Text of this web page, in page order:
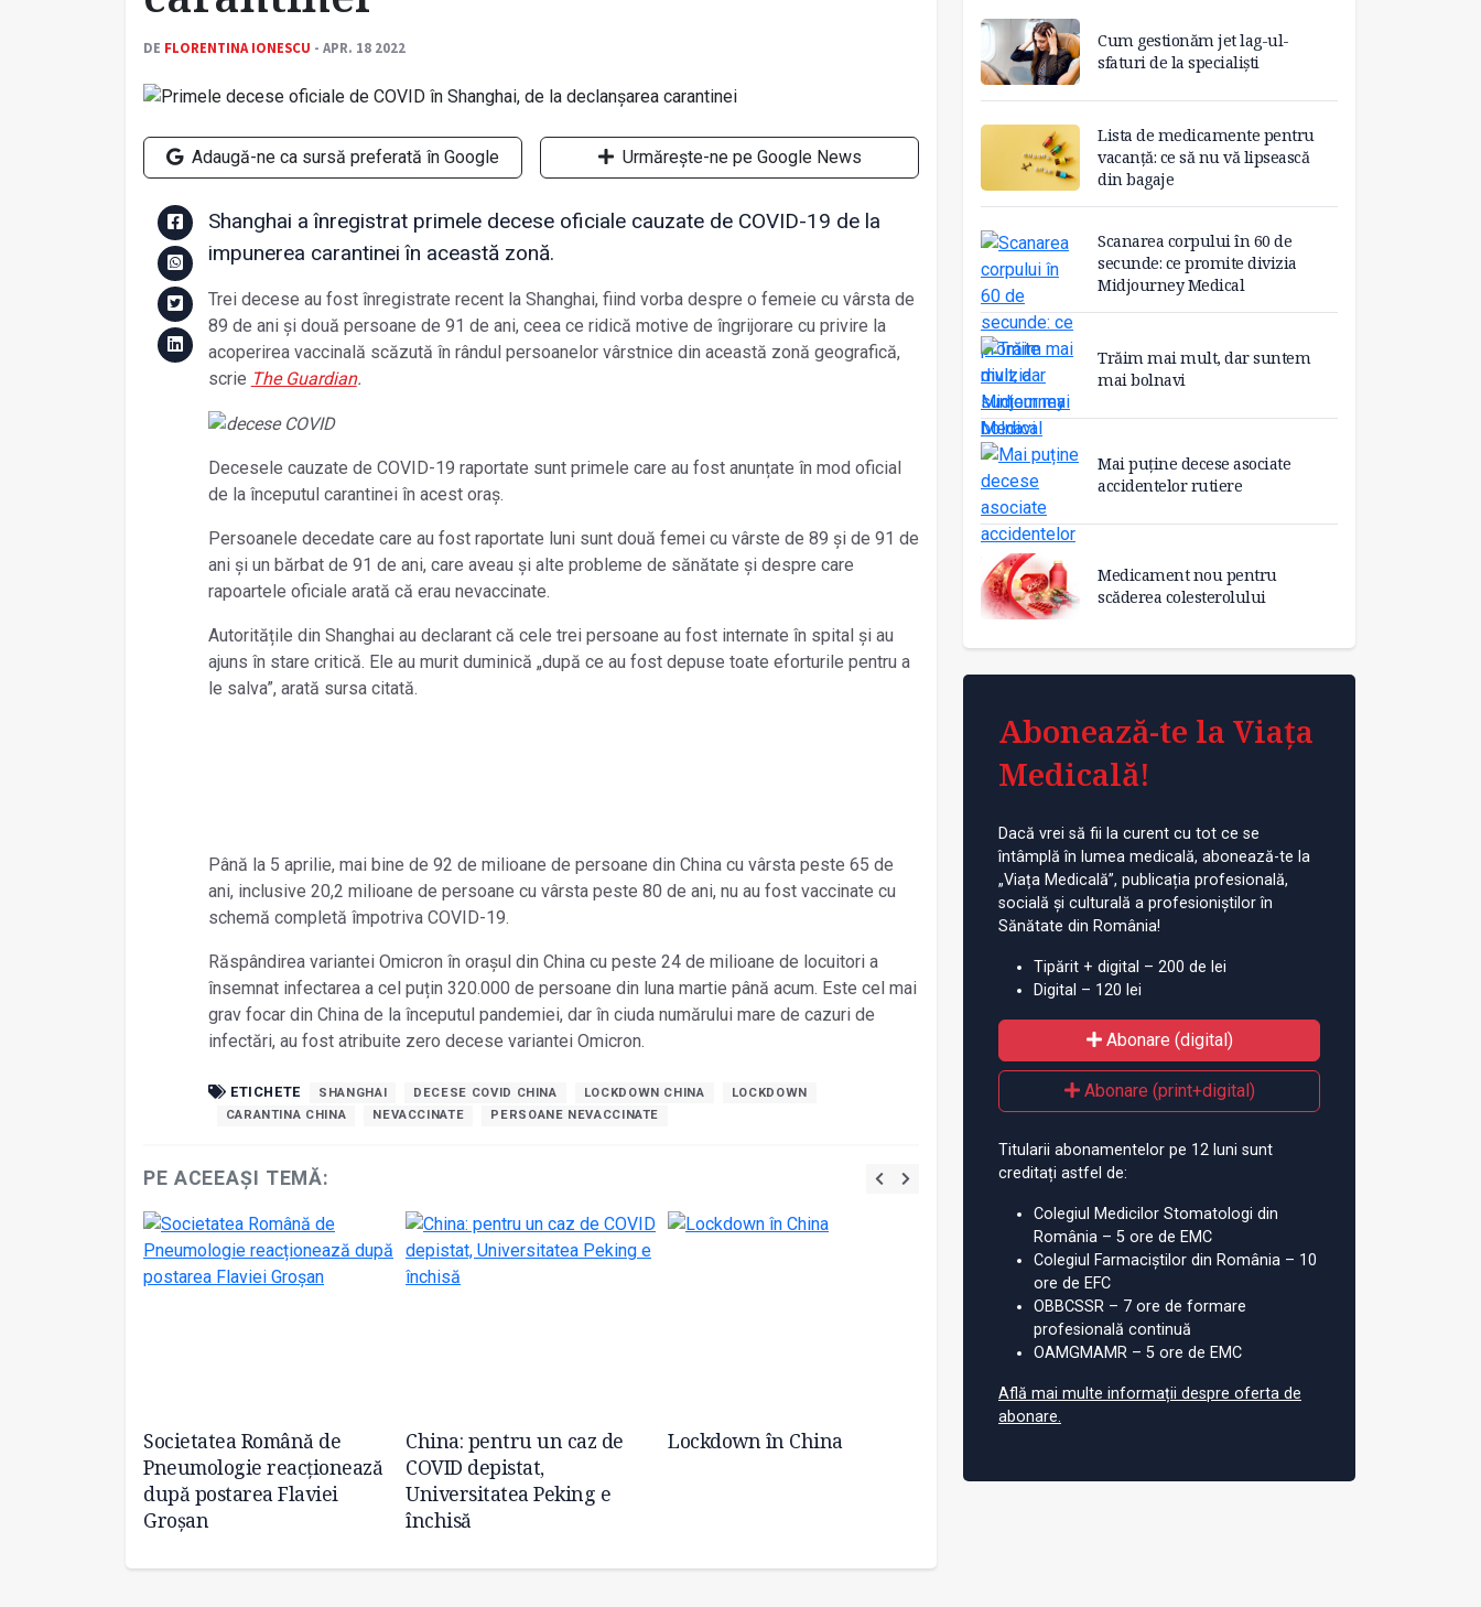
DE FLORENTINA IONESCU - APR. 18 2022
Adaugă-ne ca sursă preferată în Google Urmărește-ne pe Google News
Shanghai a înregistrat primele decese oficiale cauzate de COVID-19 de la
impunerea carantinei în această zonă.
Trei decese au fost înregistrate recent la Shanghai, fiind vorba despre o femeie cu vârsta de
89 de ani și două persoane de 91 de ani, ceea ce ridică motive de îngrijorare cu privire la
acoperirea vaccinală scăzută în rândul persoanelor vârstnice din această zonă geografică,
scrie The Guardian.
Decesele cauzate de COVID-19 raportate sunt primele care au fost anunțate în mod oficial
de la începutul carantinei în acest oraș.
Persoanele decedate care au fost raportate luni sunt două femei cu vârste de 89 și de 91 de
ani și un bărbat de 91 de ani, care aveau și alte probleme de sănătate și despre care
rapoartele oficiale arată că erau nevaccinate.
Autoritățile din Shanghai au declarant că cele trei persoane au fost internate în spital și au
ajuns în stare critică. Ele au murit duminică „după ce au fost depuse toate eforturile pentru a
le salva”, arată sursa citată.
Până la 5 aprilie, mai bine de 92 de milioane de persoane din China cu vârsta peste 65 de
ani, inclusive 20,2 milioane de persoane cu vârsta peste 80 de ani, nu au fost vaccinate cu
schemă completă împotriva COVID-19.
Răspândirea variantei Omicron în orașul din China cu peste 24 de milioane de locuitori a
însemnat infectarea a cel puțin 320.000 de persoane din luna martie până acum. Este cel mai
grav focar din China de la începutul pandemiei, dar în ciuda numărului mare de cazuri de
infectări, au fost atribuite zero decese variantei Omicron.
ETICHETE SHANGHAI DECESE COVID CHINA LOCKDOWN CHINA
LOCKDOWN
CARANTINA CHINA
NEVACCINATE PERSOANE NEVACCINATE
PE ACEEAȘI TEMĂ:
Societatea Română de
Pneumologie reacționează
după postarea Flaviei
Groșan
China: pentru un caz de
COVID depistat,
Universitatea Peking e
închisă
Lockdown în China
Cum gestionăm jet lag-ul-
sfaturi de la specialiști
Lista de medicamente pentru
vacanță: ce să nu vă lipsească
din bagaje
Scanarea corpului în 60 de
secunde: ce promite divizia
Midjourney Medical
Trăim mai mult, dar suntem
mai bolnavi
Mai puține decese asociate
accidentelor rutiere
Medicament nou pentru
scăderea colesterolului
Abonează-te la Viața
Medicală!
Dacă vrei să fii la curent cu tot ce se
întâmplă în lumea medicală, abonează-te la
„Viața Medicală”, publicația profesională,
socială și culturală a profesioniștilor în
Sănătate din România!
Tipărit + digital – 200 de lei
Digital – 120 lei
Abonare (digital)
Abonare (print+digital)
Titularii abonamentelor pe 12 luni sunt
creditați astfel de:
Colegiul Medicilor Stomatologi din
România – 5 ore de EMC
Colegiul Farmaciștilor din România – 10
ore de EFC
OBBCSSR – 7 ore de formare
profesională continuă
OAMGMAMR – 5 ore de EMC
Află mai multe informații despre oferta de
abonare.